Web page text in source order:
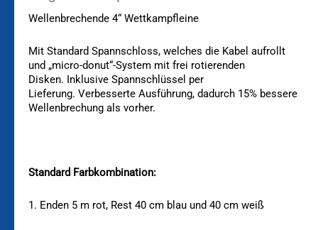
Wellenbrechende 4“ Wettkampfleine
Mit Standard Spannschloss, welches die Kabel aufrollt
und „micro-donut“-System mit frei rotierenden
Disken. Inklusive Spannschlüssel per
Lieferung. Verbesserte Ausführung, dadurch 15% bessere
Wellenbrechung als vorher.
Standard Farbkombination:
1. Enden 5 m rot, Rest 40 cm blau und 40 cm weiß